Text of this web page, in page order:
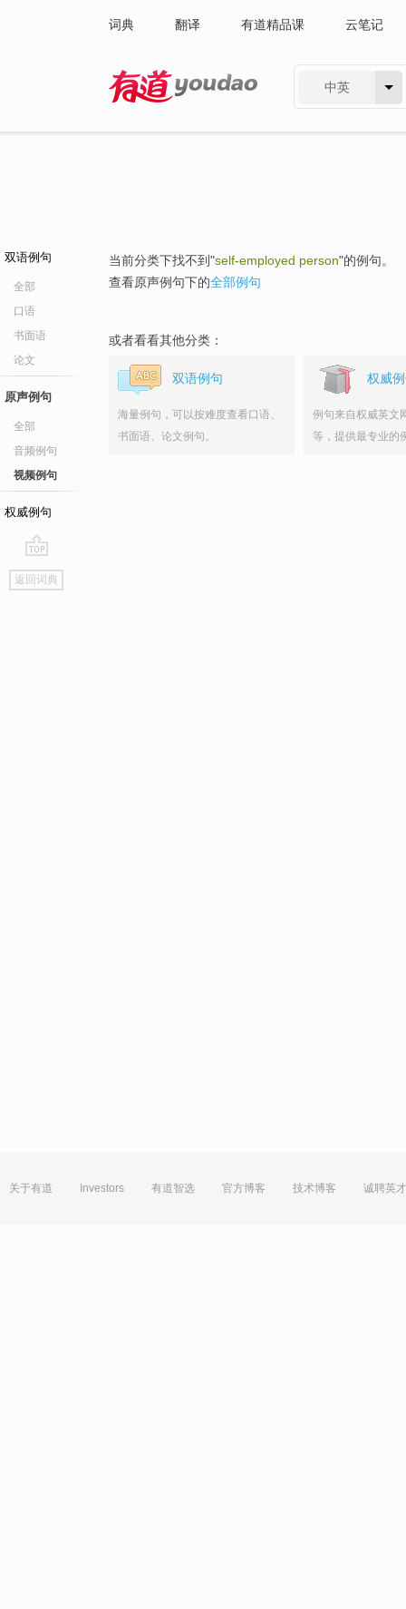
词典 翻译 有道精品课 云笔记
中英
双语例句
全部
口语
书面语
论文
原声例句
全部
音频例句
视频例句
权威例句
go
top
返回词典
当前分类下找不到"self-employed person"的例句。
查看原声例句下的全部例句
或者看看其他分类：
双语例句
海量例句，可以按难度查看口语、
书面语、论文例句。
权威
例句来自权威英文
等，提供最专业的
关于有道 Investors 有道智选 官方博客 技术博客 诚聘英才